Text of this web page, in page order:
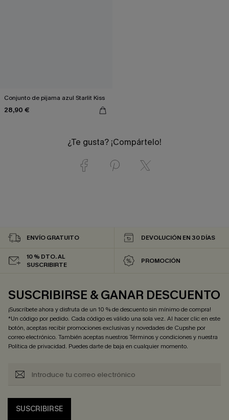
Conjunto de pijama azul Starlit Kiss
28,90 €
¿Te gusta? ¡Compártelo!
ENVÍO GRATUITO DEVOLUCIÓN EN 30 DÍAS
10 % DTO. AL
SUSCRIBIRTE
PROMOCIÓN
SUSCRIBIRSE & GANAR DESCUENTO
¡Suscríbete ahora y disfruta de un 10 % de descuento sin mínimo de compra!
*Un código por pedido. Cada código es válido una sola vez. Al hacer clic en este
botón, aceptas recibir promociones exclusivas y novedades de Cupshe por
correo electrónico. También aceptas nuestrosTérminos y condicionesy nuestra
Política de privacidad. Puedes darte de baja en cualquier momento.
SUSCRIBIRSE